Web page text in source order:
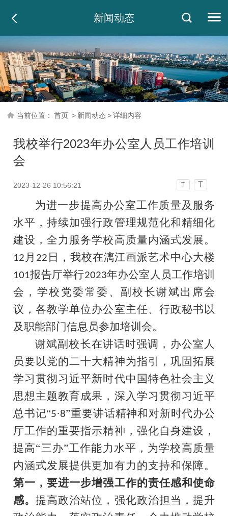
新闻动态
当前位置： 首页 > 新闻动态 > 详细内容
我校举行2023年办公室人员工作培训
会
2023-12-26 10:56:21 T T
为进一步提高办公室工作质量及服务
水平，持续加强行政管理规范化和精细化
建设，全力服务学校高质量内涵式发展。
12 月 22 日 ，我校在漓江画派艺术中心大楼
101报告厅举行2023年办公室人员工作培训
会，学校 党委常委、副校长谢斌出席会
议，各教学单位办公室主任、行政秘书 以
及职能部门信息员参加培训会。
谢斌副校长在讲话时强调，办公室人
员要以党的二十大精神为指引，巩固拓展
学习贯彻习近平新时代中国特色社会主义
思想主题教育成果，深入学习贯彻习近平
总书记“5·8”重要讲话精神和对新时代办公
厅工作的重要指示精神，强化自身建设，
提高“三办”工作能力水平，为学校高质量
内涵式发展提供更加有力的支持和保障。
第一，要进一步增强工作的责任感和使命
感。提高政治站位，强化政治担当，提升